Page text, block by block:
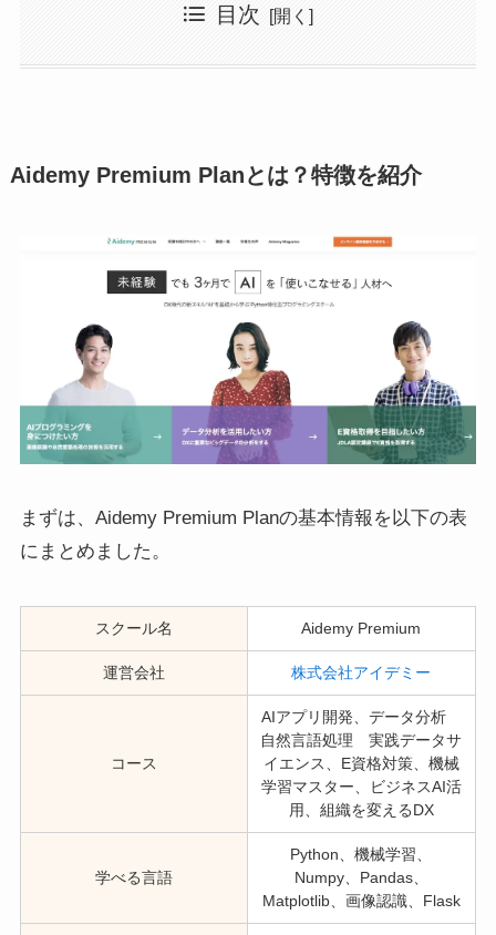
目次
Aidemy Premium Planとは？特徴を紹介
まずは、Aidemy Premium Planの基本情報を以下の表
にまとめました。
スクール名 Aidemy Premium
運営会社 株式会社アイデミー
コース
AIアプリ開発、データ分析
自然言語処理 実践データサ
イエンス、E資格対策、機械
学習マスター、ビジネスAI活
用、組織を変えるDX
学べる言語
Python、機械学習、
Numpy、Pandas、
Matplotlib、画像認識、Flask